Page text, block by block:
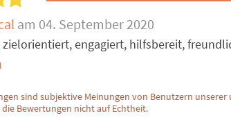
am 04. September 2020
zielorientiert, engagiert, hilfsbereit,
sind subjektive Meinungen von Benutzern
Bewertungen nicht auf Echtheit.